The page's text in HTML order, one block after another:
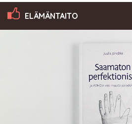
ELÄMÄNTAITO